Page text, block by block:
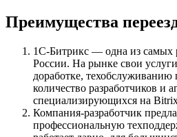
Преимущества
1С-Битрикс — одна из самых
России. На рынке свои
доработке, техобслуживанию
количество разработчиков и
специализирующихся на
Компания-разработчик
профессиональную